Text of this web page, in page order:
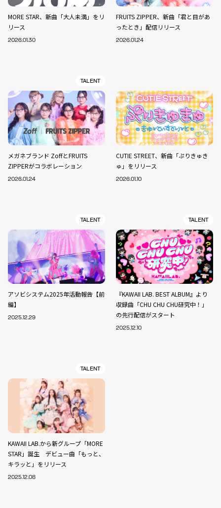
MORE STAR、新曲「大人未満」をリ
リース
2026.01.30
FRUITS ZIPPER、新曲「君と目があ
ったとき」配信リリース
2026.01.24
TALENT
メガネブランド ZoffとFRUITS
ZIPPERがコラボレーション
2026.01.24
CUTIE STREET、新曲「ぷりきゅき
ゅ」をリリース
2026.01.10
TALENT
アソビシステム2025年活動報告【前
編】
2025.12.29
TALENT
『KAWAII LAB. BEST ALBUM』より
収録曲「CHU CHU CHU研究中！」
の先行配信がスタート
2025.12.10
TALENT
KAWAII LAB.から新グループ「MORE
STAR」誕生 デビュー曲「もっと、
キラッと」をリリース
2025.12.08